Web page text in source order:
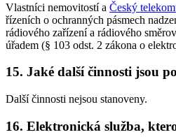
Vlastníci nemovitostí a Český
řízeních o ochranných pásmech
rádiového zařízení a rádiového
úřadem (§ 103 odst. 2 zákona o
15. Jaké další činnosti jsou
Další činnosti nejsou stanoveny.
16. Elektronická služba,